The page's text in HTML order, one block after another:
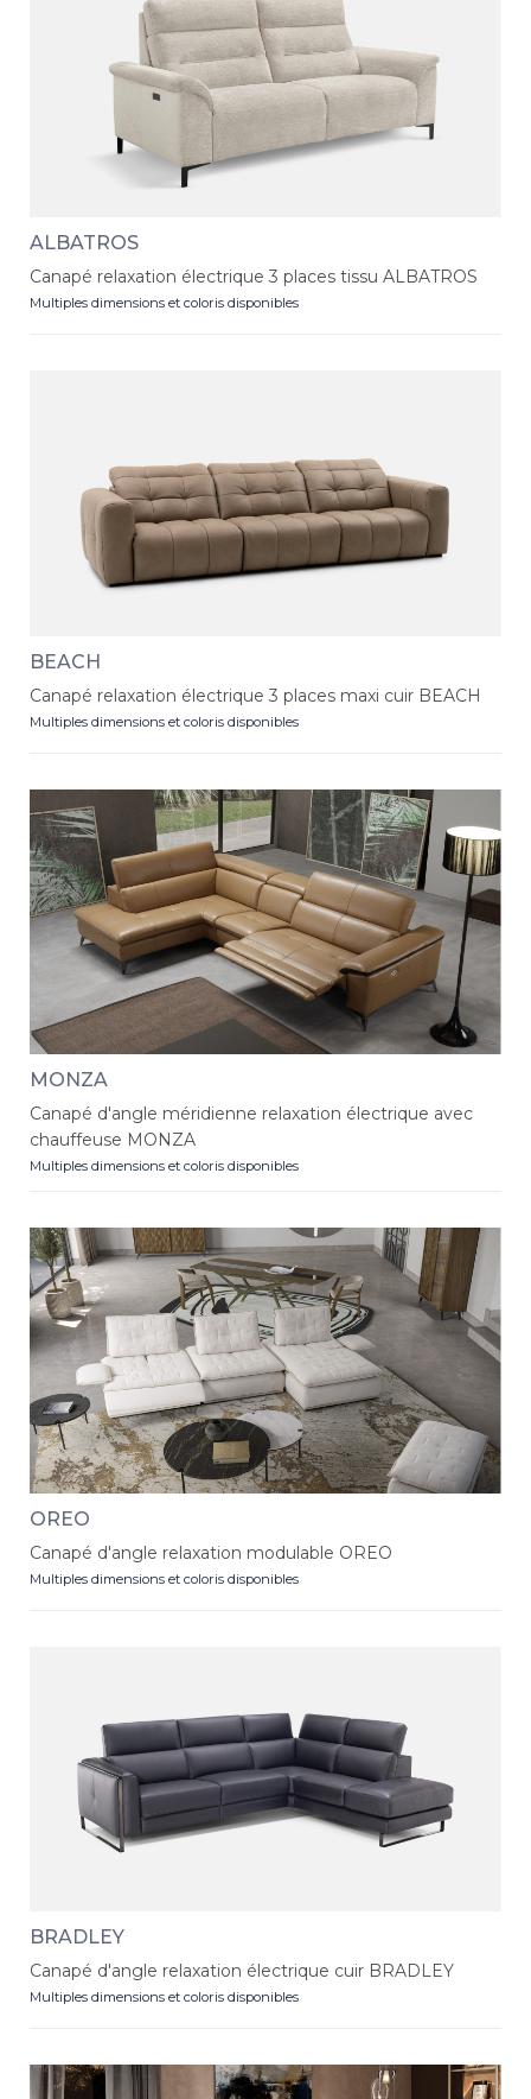
ALBATROS
Canapé relaxation électrique 3 places tissu ALBATROS
Multiples dimensions et coloris disponibles
BEACH
Canapé relaxation électrique 3 places maxi cuir BEACH
Multiples dimensions et coloris disponibles
MONZA
Canapé d'angle méridienne relaxation électrique avec
chauffeuse MONZA
Multiples dimensions et coloris disponibles
OREO
Canapé d'angle relaxation modulable OREO
Multiples dimensions et coloris disponibles
BRADLEY
Canapé d'angle relaxation électrique cuir BRADLEY
Multiples dimensions et coloris disponibles